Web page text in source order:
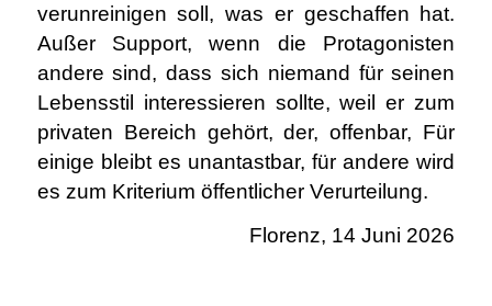
verunreinigen soll, was er geschaffen hat.
Außer Support, wenn die Protagonisten
andere sind, dass sich niemand für seinen
Lebensstil interessieren sollte, weil er zum
privaten Bereich gehört, der, offenbar, Für
einige bleibt es unantastbar, für andere wird
es zum Kriterium öffentlicher Verurteilung.
Florenz, 14 Juni 2026